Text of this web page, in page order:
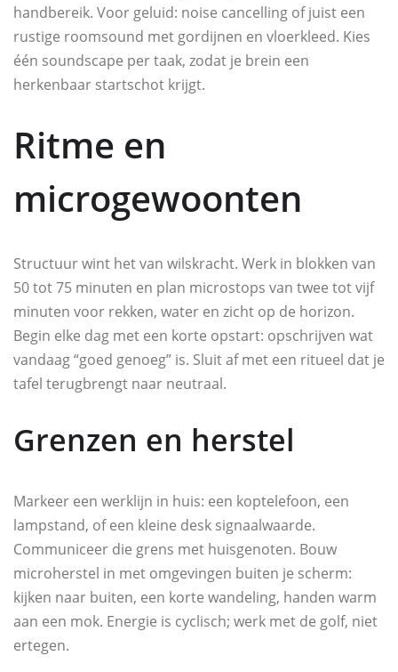
handbereik. Voor geluid: noise cancelling of juist een
rustige roomsound met gordijnen en vloerkleed. Kies
één soundscape per taak, zodat je brein een
herkenbaar startschot krijgt.
Ritme en
microgewoonten
Structuur wint het van wilskracht. Werk in blokken van
50 tot 75 minuten en plan microstops van twee tot vijf
minuten voor rekken, water en zicht op de horizon.
Begin elke dag met een korte opstart: opschrijven wat
vandaag “goed genoeg” is. Sluit af met een ritueel dat je
tafel terugbrengt naar neutraal.
Grenzen en herstel
Markeer een werklijn in huis: een koptelefoon, een
lampstand, of een kleine desk signaalwaarde.
Communiceer die grens met huisgenoten. Bouw
microherstel in met omgevingen buiten je scherm:
kijken naar buiten, een korte wandeling, handen warm
aan een mok. Energie is cyclisch; werk met de golf, niet
ertegen.